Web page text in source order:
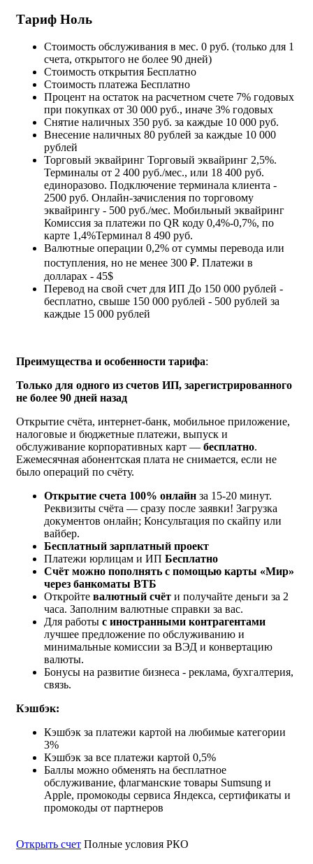
Тариф Ноль
Стоимость обслуживания в мес. 0 руб. (только для 1
счета, открытого не более 90 дней)
Стоимость открытия Бесплатно
Стоимость платежа Бесплатно
Процент на остаток на расчетном счете 7% годовых
при покупках от 30 000 руб., иначе 3% годовых
Снятие наличных 350 руб. за каждые 10 000 руб.
Внесение наличных 80 рублей за каждые 10 000
рублей
Торговый эквайринг Торговый эквайринг 2,5%.
Терминалы от 2 400 руб./мес., или 18 400 руб.
единоразово. Подключение терминала клиента -
2500 руб. Онлайн-зачисления по торговому
эквайрингу - 500 руб./мес. Мобильный эквайринг
Комиссия за платежи по QR коду 0,4%-0,7%, по
карте 1,4%Терминал 8 490 руб.
Валютные операции 0,2% от суммы перевода или
поступления, но не менее 300 ₽. Платежи в
долларах - 45$
Перевод на свой счет для ИП До 150 000 рублей -
бесплатно, свыше 150 000 рублей - 500 рублей за
каждые 15 000 рублей
Преимущества и особенности тарифа:
Только для одного из счетов ИП, зарегистрированного
не более 90 дней назад
Открытие счёта, интернет-банк, мобильное приложение,
налоговые и бюджетные платежи, выпуск и
обслуживание корпоративных карт — бесплатно.
Ежемесячная абонентская плата не снимается, если не
было операций по счёту.
Открытие счета 100% онлайн за 15-20 минут.
Реквизиты счёта — сразу после заявки! Загрузка
документов онлайн; Консультация по скайпу или
вайбер.
Бесплатный зарплатный проект
Платежи юрлицам и ИП Бесплатно
Счёт можно пополнять с помощью карты «Мир»
через банкоматы ВТБ
Откройте валютный счёт и получайте деньги за 2
часа. Заполним валютные справки за вас.
Для работы с иностранными контрагентами
лучшее предложение по обслуживанию и
минимальные комиссии за ВЭД и конвертацию
валюты.
Бонусы на развитие бизнеса - реклама, бухгалтерия,
связь.
Кэшбэк:
Кэшбэк за платежи картой на любимые категории
3%
Кэшбэк за все платежи картой 0,5%
Баллы можно обменять на бесплатное
обслуживание, флагманские товары Sumsung и
Apple, промокоды сервиса Яндекса, сертификаты и
промокоды от партнеров
Открыть счет Полные условия РКО